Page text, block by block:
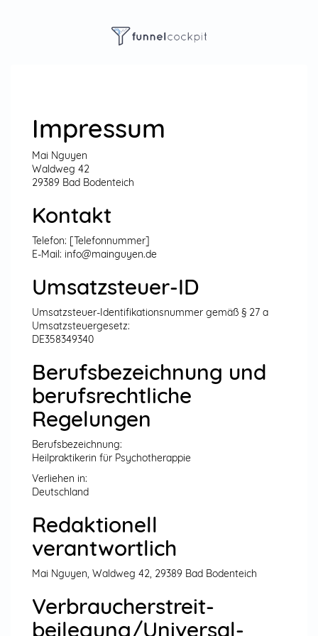
Impressum
Mai Nguyen
Waldweg 42
29389 Bad Bodenteich
Kontakt
Telefon: [Telefonnummer]
E-Mail: info@mainguyen.de
Umsatzsteuer-ID
Umsatzsteuer-Identifikationsnummer gemäß § 27 a
Umsatzsteuergesetz:
DE358349340
Berufsbezeichnung und
berufsrechtliche
Regelungen
Berufsbezeichnung:
Heilpraktikerin für Psychotherappie
Verliehen in:
Deutschland
Redaktionell
verantwortlich
Mai Nguyen, Waldweg 42, 29389 Bad Bodenteich
Verbraucher­streit­
beilegung/Universal­